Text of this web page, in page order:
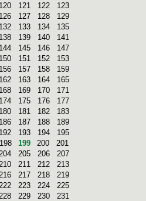
120 121 122
123
126 127 128
129
132 133 134
135
138 139 140
141
144 145 146
147
150 151 152
153
156 157 158
159
162 163 164
165
168 169 170
171
174 175 176
177
180 181 182
183
186 187 188
189
192 193 194
195
198 199 200
201
204 205 206
207
210 211 212
213
216 217 218
219
222 223 224
225
228 229 230
231